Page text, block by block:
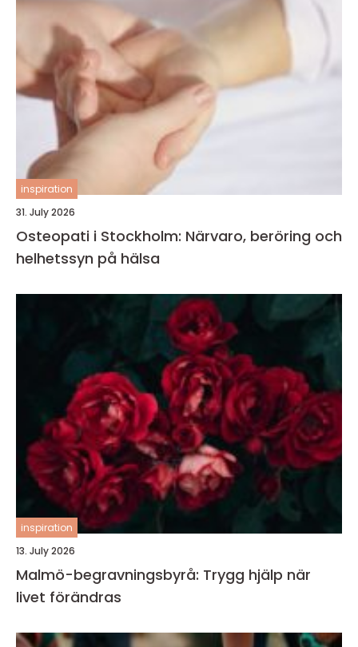
inspiration
31. July 2026
Osteopati i Stockholm: Närvaro, beröring och
helhetssyn på hälsa
inspiration
13. July 2026
Malmö-begravningsbyrå: Trygg hjälp när
livet förändras